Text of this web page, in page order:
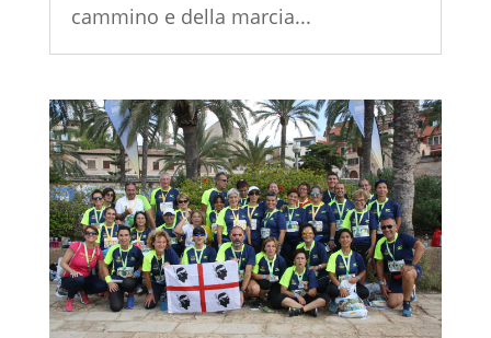
cammino e della marcia...